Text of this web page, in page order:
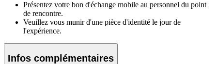
Présentez votre bon d'échange mobile au personnel du point
de rencontre.
Veuillez vous munir d'une pièce d'identité le jour de
l'expérience.
Infos complémentaires